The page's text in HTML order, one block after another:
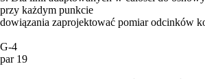
przy każdym punkcie
dowiązania zaprojektować pomiar odcinków
G-4
par 19